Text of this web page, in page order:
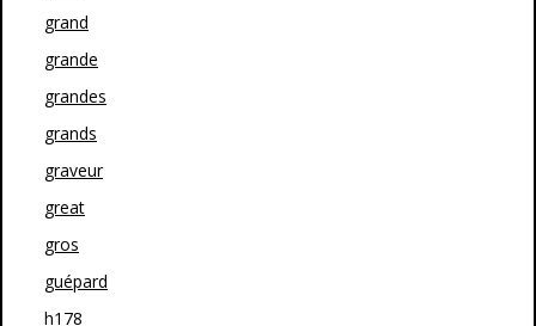
grand
grande
grandes
grands
graveur
great
gros
guépard
h178